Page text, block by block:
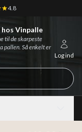
4.8
Log ind
Vinpalle
til de skarpeste
pallen. Så enkelt er